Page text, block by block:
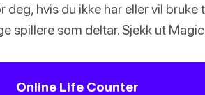
hvis du ikke har eller vil bruke
spillere som deltar. Sjekk ut
Online Life Counter